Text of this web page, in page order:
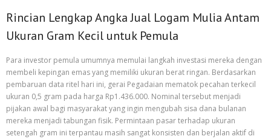
Rincian Lengkap Angka Jual Logam Mulia Antam
Ukuran Gram Kecil untuk Pemula
Para investor pemula umumnya memulai langkah investasi mereka dengan
membeli kepingan emas yang memiliki ukuran berat ringan. Berdasarkan
pembaruan data ritel hari ini, gerai Pegadaian mematok pecahan terkecil
ukuran 0,5 gram pada harga Rp1.436.000. Nominal tersebut menjadi
pijakan awal bagi masyarakat yang ingin mengubah sisa dana bulanan
mereka menjadi tabungan fisik. Permintaan pasar terhadap ukuran
setengah gram ini terpantau masih sangat konsisten dan berjalan aktif di